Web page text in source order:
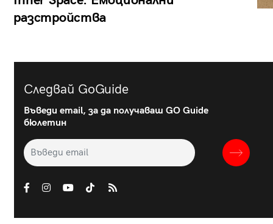
разстройства
Следвай GoGuide
Въведи email, за да получаваш GO Guide
бюлетин